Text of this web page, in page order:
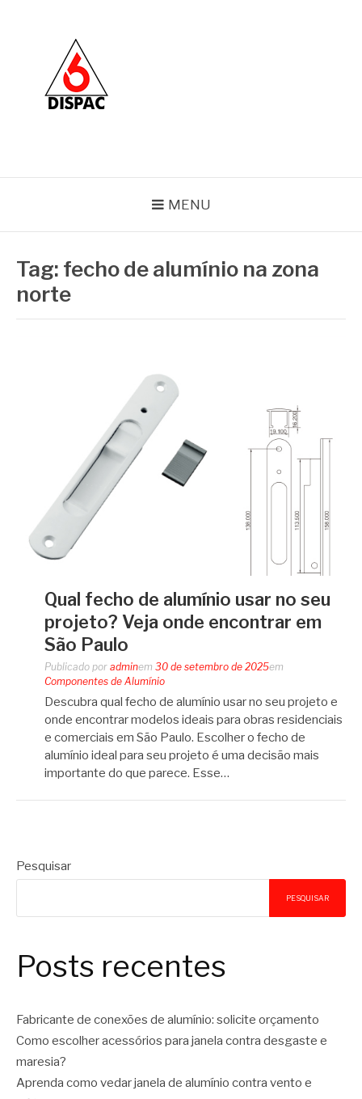
MENU
Tag: fecho de alumínio na zona
norte
Qual fecho de alumínio usar no seu
projeto? Veja onde encontrar em
São Paulo
Publicado por adminem 30 de setembro de 2025em
Componentes de Alumínio
Descubra qual fecho de alumínio usar no seu projeto e
onde encontrar modelos ideais para obras residenciais
e comerciais em São Paulo. Escolher o fecho de
alumínio ideal para seu projeto é uma decisão mais
importante do que parece. Esse…
Pesquisar
PESQUISAR
Posts recentes
Fabricante de conexões de alumínio: solicite orçamento
Como escolher acessórios para janela contra desgaste e
maresia?
Aprenda como vedar janela de alumínio contra vento e